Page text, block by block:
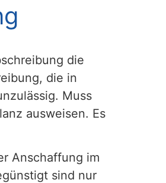
die
die in
Muss
ausweisen. Es
Anschaffung im
sind nur